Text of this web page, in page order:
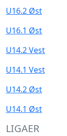
U16.2 Øst
U16.1 Øst
U14.2 Vest
U14.1 Vest
U14.2 Øst
U14.1 Øst
LIGAER